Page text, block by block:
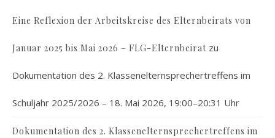
Eine Reflexion der Arbeitskreise des Elternbeirats von
Januar 2025 bis Mai 2026 – FLG-Elternbeirat zu
Dokumentation des 2. Klassenelternsprechertreffens im
Schuljahr 2025/2026 – 18. Mai 2026, 19:00–20:31 Uhr
Dokumentation des 2. Klassenelternsprechertreffens im